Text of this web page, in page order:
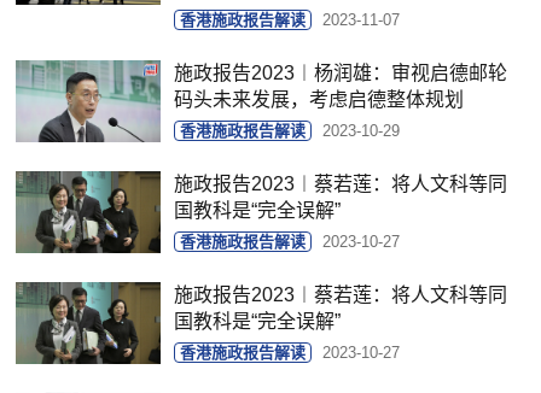
香港施政报告解读 2023-11-07
​施政报告2023︱杨润雄：审视启德邮轮
码头未来发展，考虑启德整体规划
香港施政报告解读 2023-10-29
​施政报告2023︱蔡若莲：将人文科等同
国教科是“完全误解”
香港施政报告解读 2023-10-27
​施政报告2023︱蔡若莲：将人文科等同
国教科是“完全误解”
香港施政报告解读 2023-10-27